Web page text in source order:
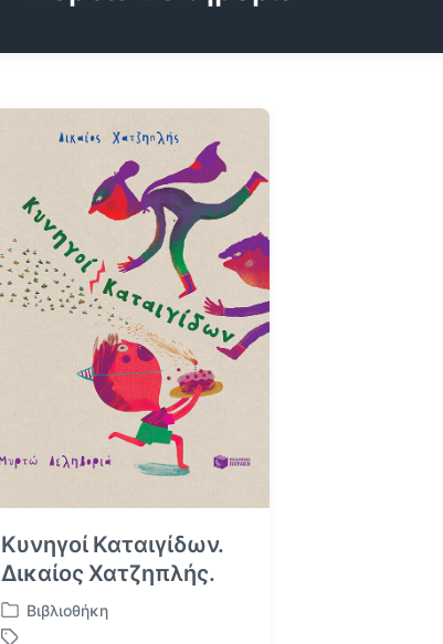
Κυνηγοί Καταιγίδων.
Δικαίος Χατζηπλής.
Α
Βιβλιοθήκη